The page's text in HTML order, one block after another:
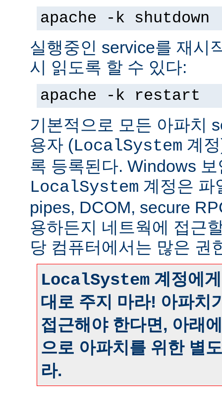
apache -k shutdown
실행중인 service를 재시
시 읽도록 할 수 있다:
apache -k restart
기본적으로 모든 아파치
용자 (LocalSystem 계
록 등록된다. Windows
LocalSystem 계정은 파
pipes, DCOM, secure
용하든지 네트웍에 접근
당 컴퓨터에서는 많은 권
LocalSystem 계정에
대로 주지 마라! 아파치
접근해야 한다면, 아래
으로 아파치를 위한 별
라.